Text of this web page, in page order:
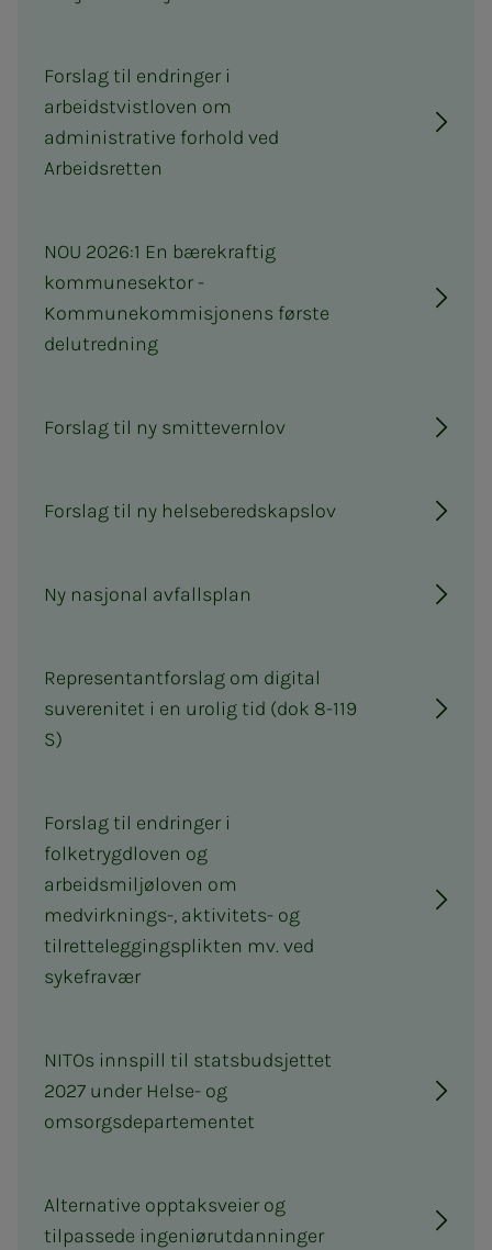
Forslag til endringer i
arbeidstvistloven om
administrative forhold ved
Arbeidsretten
NOU 2026:1 En bærekraftig
kommunesektor -
Kommunekommisjonens første
delutredning
Forslag til ny smittevernlov
Forslag til ny helseberedskapslov
Ny nasjonal avfallsplan
Representantforslag om digital
suverenitet i en urolig tid (dok 8-119
S)
Forslag til endringer i
folketrygdloven og
arbeidsmiljøloven om
medvirknings-, aktivitets- og
tilretteleggingsplikten mv. ved
sykefravær
NITOs innspill til statsbudsjettet
2027 under Helse- og
omsorgsdepartementet
Alternative opptaksveier og
tilpassede ingeniørutdanninger